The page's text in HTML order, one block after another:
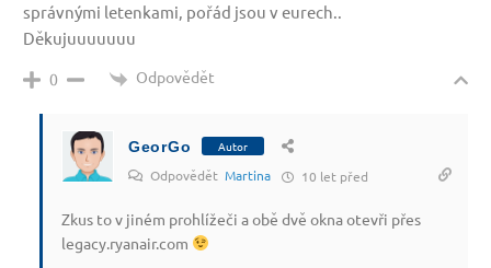
správnými letenkami, pořád jsou v eurech..
Děkujuuuuuuu
0 Odpovědět
GeorGo Autor
Odpovědět Martina 10 let před
Zkus to v jiném prohlížeči a obě dvě okna otevři přes
legacy.ryanair.com